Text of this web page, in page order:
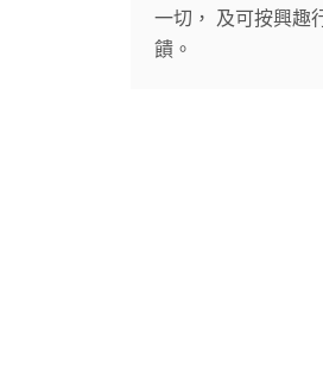
一切， 及可按興趣
饋。